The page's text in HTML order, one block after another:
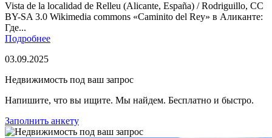
Vista de la localidad de Relleu (Alicante, España) / Rodriguillo, CC
BY-SA 3.0 Wikimedia commons «Caminito del Rey» в Аликанте:
Где...
Подробнее
03.09.2025
Недвижимость под ваш запрос
Напишите, что вы ищите. Мы найдем. Бесплатно и быстро.
Заполнить анкету